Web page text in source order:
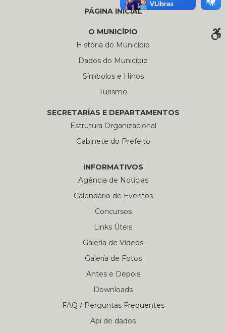
PÁGINA INICIAL
O MUNICÍPIO
História do Município
Dados do Município
Símbolos e Hinos
Turismo
SECRETARÍAS E DEPARTAMENTOS
Estrutura Organizacional
Gabinete do Prefeito
INFORMATIVOS
Agência de Notícias
Calendário de Eventos
Concursos
Links Úteis
Galería de Vídeos
Galería de Fotos
Antes e Depois
Downloads
FAQ / Perguntas Frequentes
Api de dados